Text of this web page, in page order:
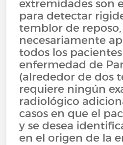
extremidades son
para detectar
temblor de
necesariamente
todos los
enfermedad de
(alrededor de dos
requiere ningún
radiológico
casos en que el
y se desea
en el origen de la